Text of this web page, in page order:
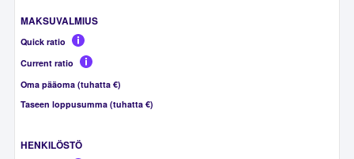
MAKSUVALMIUS
Quick ratio
Current ratio
Oma pääoma (tuhatta €)
Taseen loppusumma (tuhatta €)
HENKILÖSTÖ